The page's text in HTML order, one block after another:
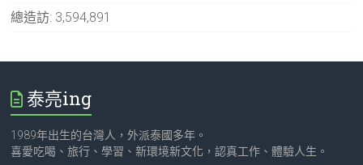
總造訪: 3,594,891
泰亮ing
1989年出生的台灣人，外派泰國多年。
喜愛吃喝、旅行、學習、新環境新文化，認真工作、體驗人生。